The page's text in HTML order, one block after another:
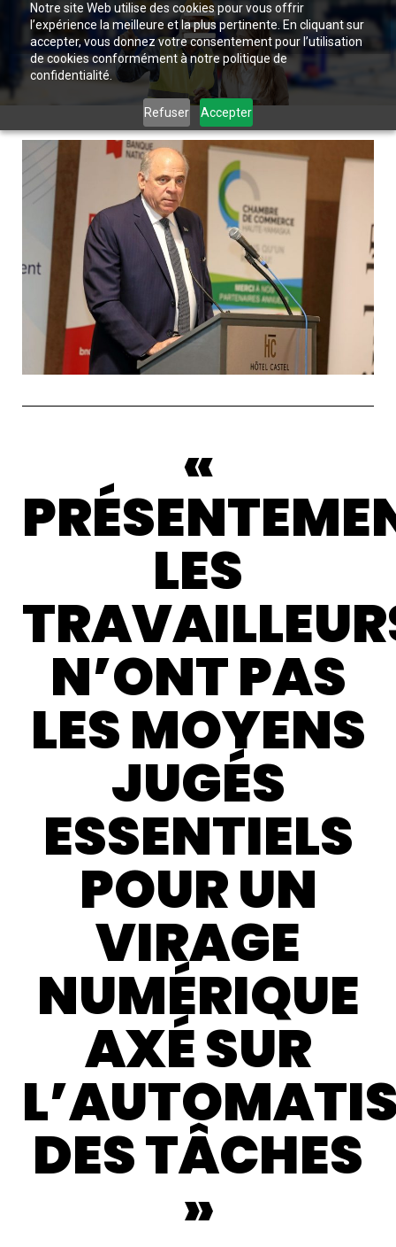
Notre site Web utilise des cookies pour vous offrir
l’expérience la meilleure et la plus pertinente. En cliquant sur
accepter, vous donnez votre consentement pour l’utilisation
de cookies conformément à notre politique de
confidentialité.
Refuser Accepter
«
LES
N’ONT PAS
LES MOYENS
JUGÉS
ESSENTIELS
POUR UN
VIRAGE
NUMÉRIQUE
AXÉ SUR
DES TÂCHES
»